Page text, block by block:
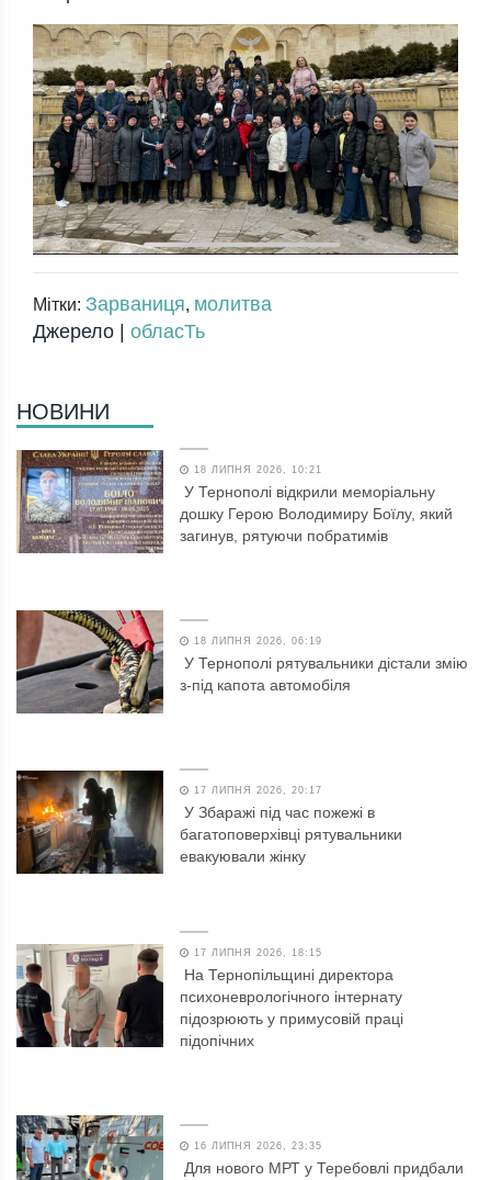
Мітки: Зарваниця, молитва
Джерело | обласТь
НОВИНИ
18 ЛИПНЯ 2026, 10:21
У Тернополі відкрили меморіальну
дошку Герою Володимиру Боїлу, який
загинув, рятуючи побратимів
18 ЛИПНЯ 2026, 06:19
У Тернополі рятувальники дістали змію
з-під капота автомобіля
17 ЛИПНЯ 2026, 20:17
У Збаражі під час пожежі в
багатоповерхівці рятувальники
евакуювали жінку
17 ЛИПНЯ 2026, 18:15
На Тернопільщині директора
психоневрологічного інтернату
підозрюють у примусовій праці
підопічних
16 ЛИПНЯ 2026, 23:35
Для нового МРТ у Теребовлі придбали